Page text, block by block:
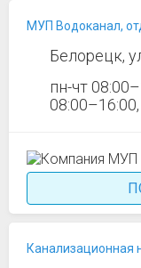
МУП Водоканал,
Белорецк,
пн-чт
Канализационная